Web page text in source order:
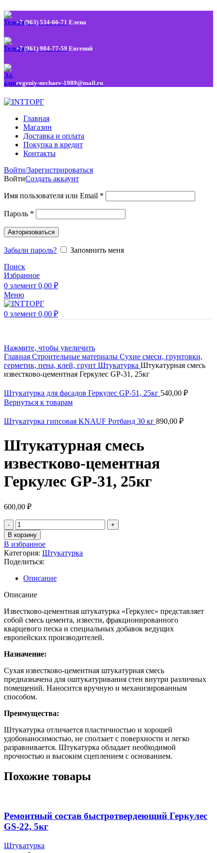
+7 (963) 534-66-71 Елена
+7 (961) 984-77-59 Евгений
evgeniy-nechaev-1989@mail.ru
Главная
Магазин
Доставка и оплата
Покупка в кредит
Контакты
Войти/Зарегистрироваться
ВойтиСоздать аккаунт
Имя пользователя или Email *
Пароль *
Авторизоваться
Забыли пароль?
Запомнить меня
Поиск
Избранное
0 элемент 0,00 ₽
Меню
0 элемент 0,00 ₽
Нажмите, чтобы увеличить
Главная Строительные материалы Сухие смеси, грунтовки,
герметик, пена, клей, грунт Штукатурка Штукатурная смесь
известково-цементная Геркулес GP-31, 25кг
Штукатурка для фасадов Геркулес GP-51, 25кг 540,00 ₽
Вернуться к товарам
Штукатурка гипсовая KNAUF Ротбанд 30 кг 890,00 ₽
Штукатурная смесь
известково-цементная
Геркулес GP-31, 25кг
600,00 ₽
В корзину
В избранное
Категория: Штукатурка
Поделиться:
Описание
Описание
Известково-цементная штукатурка «Геркулес» представляет
собой смесь цемента, извести, фракционированного
кварцевого песка и специальных добавок ведущих
европейских производителей.
Назначение:
Сухая известково-цементная штукатурная смесь
предназначена для оштукатуривания стен внутри различных
помещений. Наносится вручную и механизированным
способом.
Преимущества:
Штукатурка отличается пластичностью и хорошей
удобонаносимостью, не сползает с поверхности и легко
разравнивается. Штукатурка обладает необходимой
прочностью и высоким сцеплением с основанием.
Похожие товары
Ремонтный состав быстротвердеющий Геркулес
GS-22, 5кг
Штукатурка